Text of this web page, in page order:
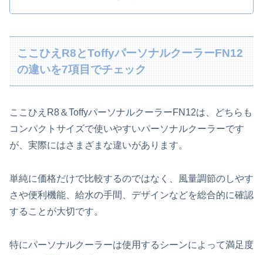
ここひえR8とToffyパーソナルクーラーFN12
の違いを7項目でチェック
ここひえR8＆ToffyパーソナルクーラーFN12は、どちらも
コンパクトサイズで使いやすいパーソナルクーラーです
が、実際にはさまざまな違いがあります。
単純に価格だけで比較するのではなく、風量調節のしやす
さや便利機能、給水の手間、デザインなどを総合的に確認
することが大切です。
特にパーソナルクーラーは使用するシーンによって満足度